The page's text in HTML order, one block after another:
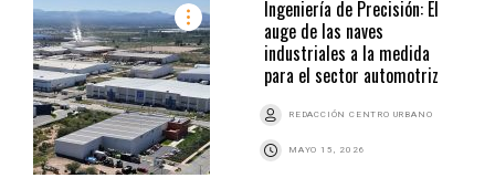
Ingeniería de Precisión: El
auge de las naves
industriales a la medida
para el sector automotriz
REDACCIÓN CENTRO URBANO
MAYO 15, 2026